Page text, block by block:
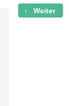
Weiter